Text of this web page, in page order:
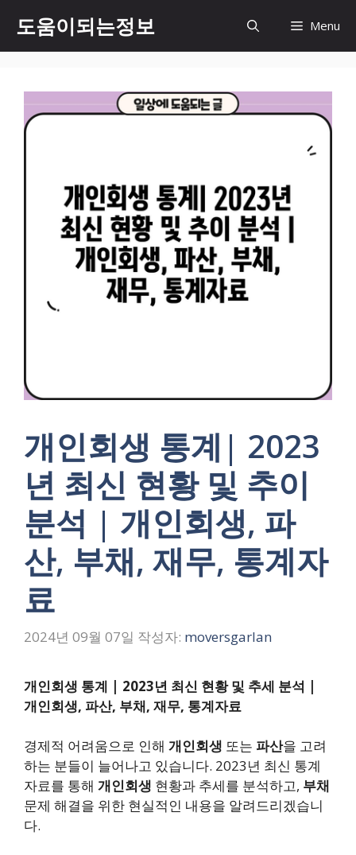
츠
도움이되는정보 Menu
개인회생 통계| 2023
년 최신 현황 및 추이
분석 | 개인회생, 파
산, 부채, 재무, 통계자
료
2024년 09월 07일 작성자: moversgarlan
개인회생 통계 | 2023년 최신 현황 및 추세 분석 |
개인회생, 파산, 부채, 재무, 통계자료
경제적 어려움으로 인해 개인회생 또는 파산을 고려
하는 분들이 늘어나고 있습니다. 2023년 최신 통계
자료를 통해 개인회생 현황과 추세를 분석하고, 부채
문제 해결을 위한 현실적인 내용을 알려드리겠습니
다.